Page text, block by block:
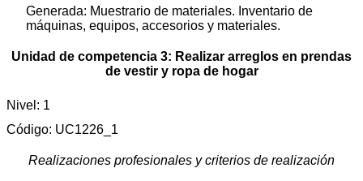
Generada: Muestrario de materiales. Inventario de
máquinas, equipos, accesorios y materiales.
Unidad de competencia 3: Realizar arreglos en prendas
de vestir y ropa de hogar
Nivel: 1
Código: UC1226_1
Realizaciones profesionales y criterios de realización